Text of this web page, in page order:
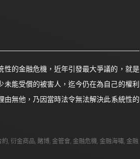
的金融危機，近年引發最大爭議的，就是
能受償的被害人，迄今仍在為自己的權利
無他，乃因當時法令無法解決此系統性的
約,衍金商品,賭博,金管會,金融危機,金融海嘯,金融